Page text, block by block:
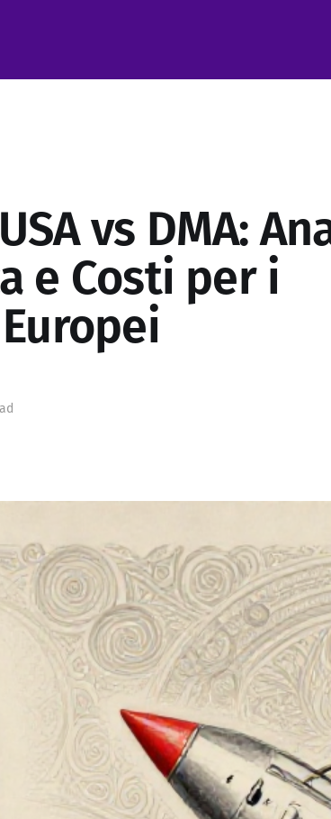
vs DMA:
e Costi per i